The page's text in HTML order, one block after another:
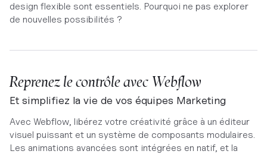
design flexible sont essentiels. Pourquoi ne pas explorer
de nouvelles possibilités ?
Reprenez le contrôle avec Webflow
Et simplifiez la vie de vos équipes Marketing
Avec Webflow, libérez votre créativité grâce à un éditeur
visuel puissant et un système de composants modulaires.
Les animations avancées sont intégrées en natif, et la